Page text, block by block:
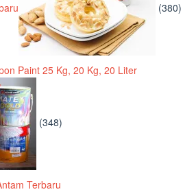
(380)
Paint 25 Kg, 20 Kg, 20 Liter
(348)
Terbaru